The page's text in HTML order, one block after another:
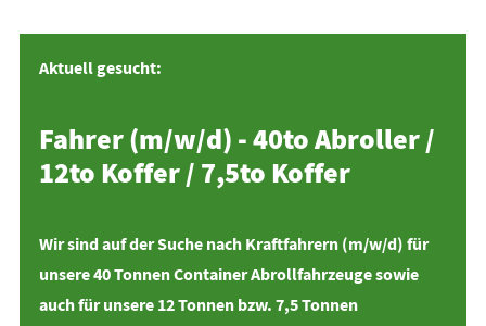
Aktuell gesucht:
Fahrer (m/w/d) - 40to Abroller /
12to Koffer / 7,5to Koffer
Wir sind auf der Suche nach Kraftfahrern (m/w/d) für
unsere 40 Tonnen Container Abrollfahrzeuge sowie
auch für unsere 12 Tonnen bzw. 7,5 Tonnen